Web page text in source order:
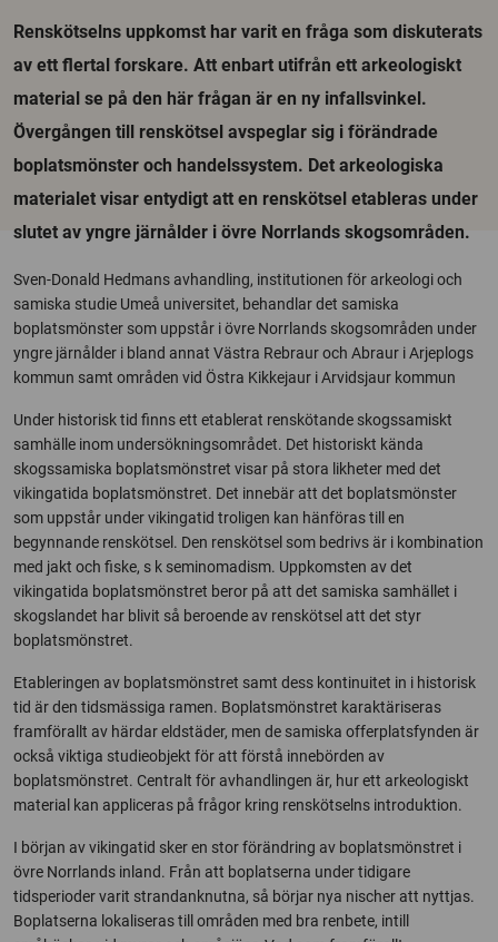
Renskötselns uppkomst har varit en fråga som diskuterats
av ett flertal forskare. Att enbart utifrån ett arkeologiskt
material se på den här frågan är en ny infallsvinkel.
Övergången till renskötsel avspeglar sig i förändrade
boplatsmönster och handelssystem. Det arkeologiska
materialet visar entydigt att en renskötsel etableras under
slutet av yngre järnålder i övre Norrlands skogsområden.
Sven-Donald Hedmans avhandling, institutionen för arkeologi och
samiska studie Umeå universitet, behandlar det samiska
boplatsmönster som uppstår i övre Norrlands skogsområden under
yngre järnålder i bland annat Västra Rebraur och Abraur i Arjeplogs
kommun samt områden vid Östra Kikkejaur i Arvidsjaur kommun
Under historisk tid finns ett etablerat renskötande skogssamiskt
samhälle inom undersökningsområdet. Det historiskt kända
skogssamiska boplatsmönstret visar på stora likheter med det
vikingatida boplatsmönstret. Det innebär att det boplatsmönster
som uppstår under vikingatid troligen kan hänföras till en
begynnande renskötsel. Den renskötsel som bedrivs är i kombination
med jakt och fiske, s k seminomadism. Uppkomsten av det
vikingatida boplatsmönstret beror på att det samiska samhället i
skogslandet har blivit så beroende av renskötsel att det styr
boplatsmönstret.
Etableringen av boplatsmönstret samt dess kontinuitet in i historisk
tid är den tidsmässiga ramen. Boplatsmönstret karaktäriseras
framförallt av härdar eldstäder, men de samiska offerplatsfynden är
också viktiga studieobjekt för att förstå innebörden av
boplatsmönstret. Centralt för avhandlingen är, hur ett arkeologiskt
material kan appliceras på frågor kring renskötselns introduktion.
I början av vikingatid sker en stor förändring av boplatsmönstret i
övre Norrlands inland. Från att boplatserna under tidigare
tidsperioder varit strandanknutna, så börjar nya nischer att nyttjas.
Boplatserna lokaliseras till områden med bra renbete, intill